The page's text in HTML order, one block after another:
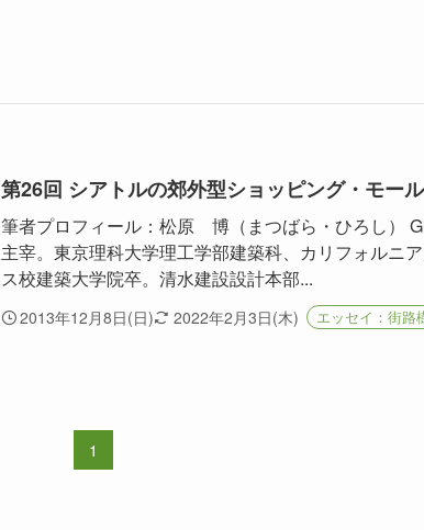
第26回 シアトルの郊外型ショッピング・モール
筆者プロフィール：松原 博（まつばら・ひろし）
主宰。東京理科大学理工学部建築科、カリフォルニ
ス校建築大学院卒。清水建設設計本部...
2013年12月8日(日) 2022年2月3日(木) エッセイ：街路
1